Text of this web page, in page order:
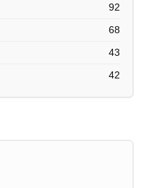
92
68
43
42